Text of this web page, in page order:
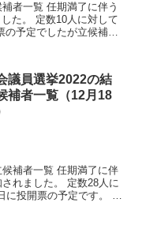
者一覧 任期満了に伴う
た。 定数10人に対して
の予定でしたが立候補者
議員選挙2022の結
補者一覧（12月18
補者一覧 任期満了に伴
れました。 定数28人に
投開票の予定です。 今